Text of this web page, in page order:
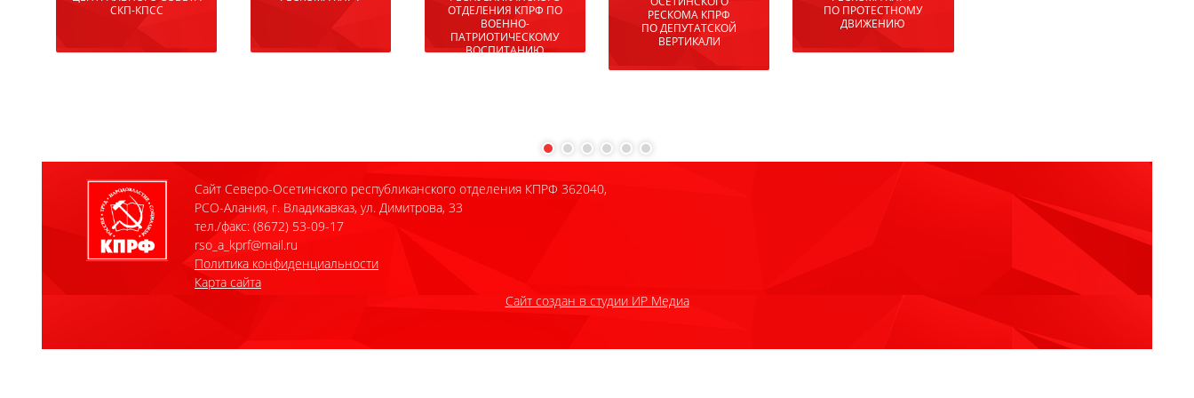
ДЕПУТАТ ПАРЛАМЕНТА
РСО-АЛАНИЯ
Сайт Северо-Осетинского республиканского отделения КПРФ 362040,
РСО-Алания, г. Владикавказ, ул. Димитрова, 33
тел./факс: (8672) 53-09-17
rso_a_kprf@mail.ru
Политика конфиденциальности
Карта сайта